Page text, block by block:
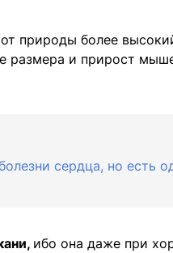
природы более
размера и прирост
сердца, но есть
ибо она даже при